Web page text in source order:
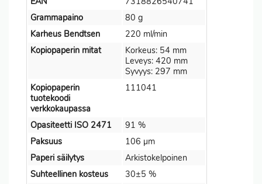
Grammapaino
80 g
Karheus Bendtsen
220 ml/min
Kopiopaperin mitat
Korkeus: 54 mm
Leveys: 420 mm
Syvyys: 297 mm
Kopiopaperin
tuotekoodi
verkkokaupassa
111041
Opasiteetti ISO 2471
91 %
Paksuus
106 µm
Paperi säilytys
Arkistokelpoinen
Suhteellinen kosteus
30±5 %